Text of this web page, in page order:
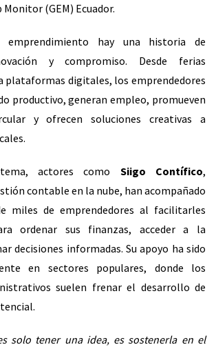
(GEM) Ecuador.
emprendimiento hay una historia de
y compromiso. Desde ferias
plataformas digitales, los emprendedores
productivo, generan empleo, promueven
y ofrecen soluciones creativas a
actores como Siigo Contífico,
contable en la nube, han acompañado
miles de emprendedores al facilitarles
ordenar sus finanzas, acceder a la
decisiones informadas. Su apoyo ha sido
en sectores populares, donde los
suelen frenar el desarrollo de
solo tener una idea, es sostenerla en el